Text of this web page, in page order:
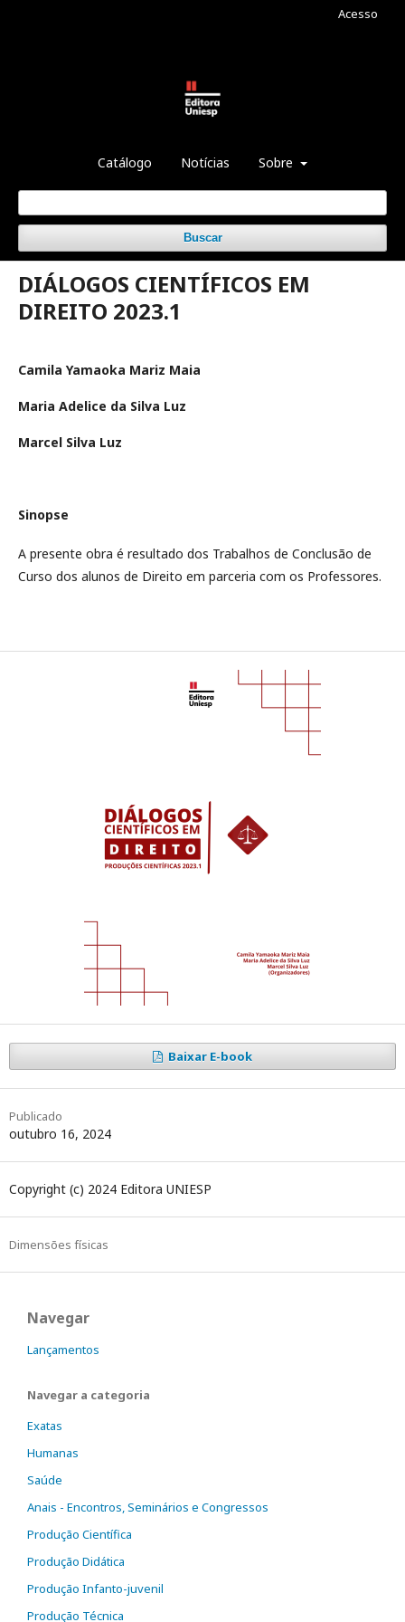
Catálogo Notícias Sobre
Buscar
Acesso
DIÁLOGOS CIENTÍFICOS EM
DIREITO 2023.1
Camila Yamaoka Mariz Maia
Maria Adelice da Silva Luz
Marcel Silva Luz
Sinopse
A presente obra é resultado dos Trabalhos de Conclusão de
Curso dos alunos de Direito em parceria com os Professores.
Baixar E-book
Publicado
outubro 16, 2024
Copyright (c) 2024 Editora UNIESP
Dimensões físicas
Navegar
Lançamentos
Navegar a categoria
Exatas
Humanas
Saúde
Anais - Encontros, Seminários e Congressos
Produção Científica
Produção Didática
Produção Infanto-juvenil
Produção Técnica